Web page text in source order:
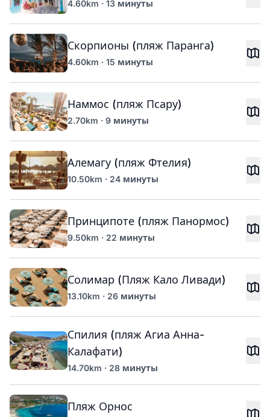
4.60km · 13 минуты
Скорпионы (пляж Паранга)
4.60km · 15 минуты
Наммос (пляж Псару)
2.70km · 9 минуты
Алемагу (пляж Фтелия)
10.50km · 24 минуты
Принципоте (пляж Панормос)
9.50km · 22 минуты
Солимар (Пляж Кало Ливади)
13.10km · 26 минуты
Спилия (пляж Агиа Анна-
Калафати)
14.70km · 28 минуты
Пляж Орнос